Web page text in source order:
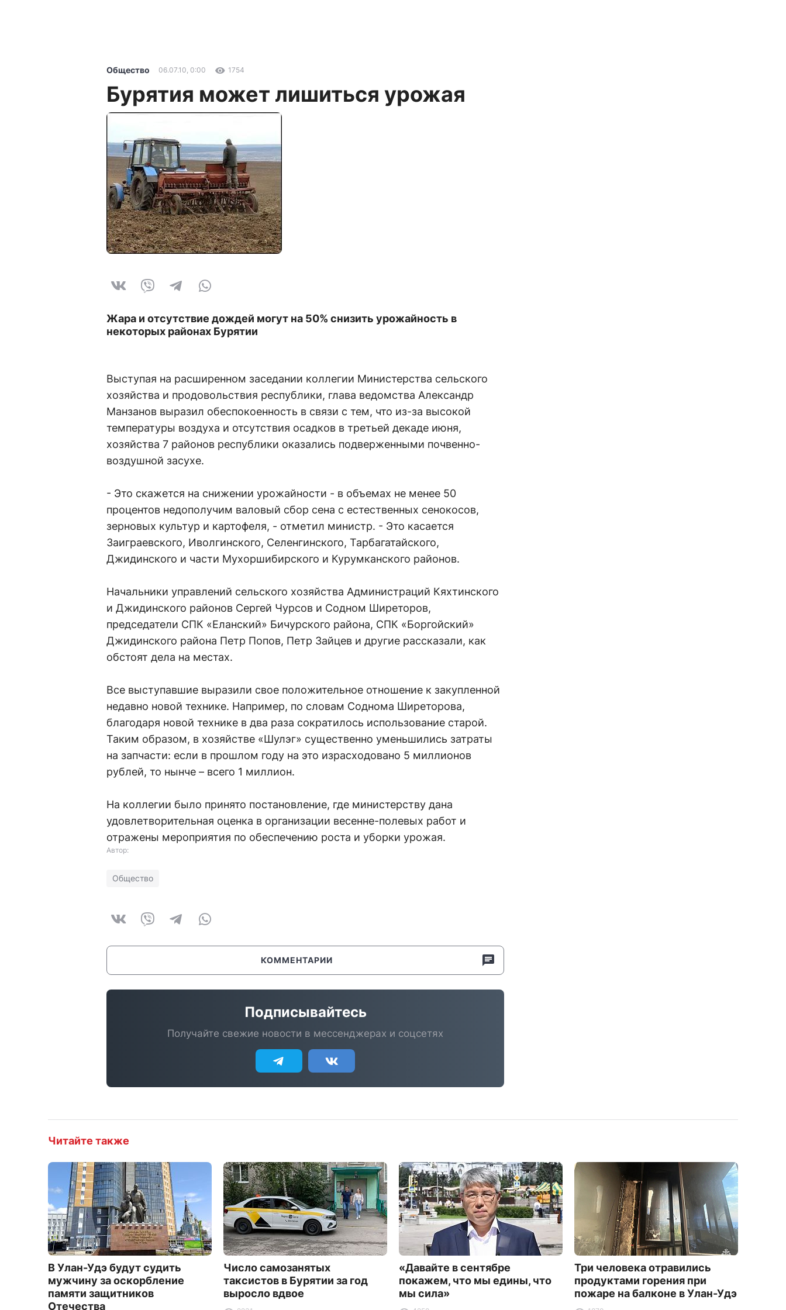
Общество 06.07.10, 0:00 1754
Бурятия может лишиться урожая
Жара и отсутствие дождей могут на 50% снизить урожайность в
некоторых районах Бурятии
Выступая на расширенном заседании коллегии Министерства сельского
хозяйства и продовольствия республики, глава ведомства Александр
Манзанов выразил обеспокоенность в связи с тем, что из-за высокой
температуры воздуха и отсутствия осадков в третьей декаде июня,
хозяйства 7 районов республики оказались подверженными почвенно-
воздушной засухе.
- Это скажется на снижении урожайности - в объемах не менее 50
процентов недополучим валовый сбор сена с естественных сенокосов,
зерновых культур и картофеля, - отметил министр. - Это касается
Заиграевского, Иволгинского, Селенгинского, Тарбагатайского,
Джидинского и части Мухоршибирского и Курумканского районов.
Начальники управлений сельского хозяйства Администраций Кяхтинского
и Джидинского районов Сергей Чурсов и Содном Ширеторов,
председатели СПК «Еланский» Бичурского района, СПК «Боргойский»
Джидинского района Петр Попов, Петр Зайцев и другие рассказали, как
обстоят дела на местах.
Все выступавшие выразили свое положительное отношение к закупленной
недавно новой технике. Например, по словам Соднома Ширеторова,
благодаря новой технике в два раза сократилось использование старой.
Таким образом, в хозяйстве «Шулэг» существенно уменьшились затраты
на запчасти: если в прошлом году на это израсходовано 5 миллионов
рублей, то нынче – всего 1 миллион.
На коллегии было принято постановление, где министерству дана
удовлетворительная оценка в организации весенне-полевых работ и
отражены мероприятия по обеспечению роста и уборки урожая.
Автор:
Общество
КОММЕНТАРИИ
Подписывайтесь
Получайте свежие новости в мессенджерах и соцсетях
Читайте также
В Улан-Удэ будут судить
мужчину за оскорбление
памяти защитников
Отечества
Число самозанятых
таксистов в Бурятии за год
выросло вдвое
«Давайте в сентябре
покажем, что мы едины, что
мы сила»
Три человека отравились
продуктами горения при
пожаре на балконе в Улан-Удэ